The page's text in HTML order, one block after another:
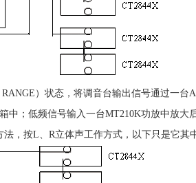
）状态，将调音台输出信号通过一
中；低频信号输入一台MT210K功放中放大
，按L、R立体声工作方式，以下只是它其